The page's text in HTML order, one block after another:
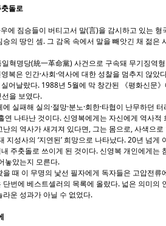
돌로
에 짐승들이 버티고서 말(言)을 감시하고 있는
의 땅인 셈. 그 감옥 속에서 말을 빼앗긴 채 젊
혁명당(統一革命黨) 사건으로 구속돼 무기징역
복은 인간·사회·역사에 대한 성찰을 멈추지 않았
어날랐다. 1988년 5월에 막 창간된 《평화신문
선을 보였다.
실패해 실의·절망·분노·회한·타협이 난무하던
연 나타난 것이다. 신영복에게는 자신에게 역사
난의 역사가 새겨져 있다면, 그는 몸으로, 사색으
지성사의 ‘지연된’ 희망으로 나타났다. 20년 넘
주춧돌로 쓰이게 된 것이다. 신영복 개인에게
놓았는지 모른다.
때 이 무명의 낯선 필자에게 독자들은 고압전
단번에 베스트셀러의 목록에 올랐다. 넓은 의미
운 성과가 아닐 수 없었다.